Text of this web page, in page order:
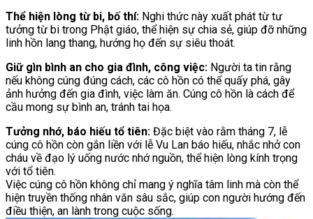
Thể hiện lòng từ bi, bố thí: Nghi thức này xuất phát từ tư
tưởng từ bi trong Phật giáo, thể hiện sự chia sẻ, giúp đỡ những
linh hồn lang thang, hướng họ đến sự siêu thoát.
Giữ gìn bình an cho gia đình, công việc: Người ta tin rằng
nếu không cúng đúng cách, các cô hồn có thể quấy phá, gây
ảnh hưởng đến gia đình, việc làm ăn. Cúng cô hồn là cách để
cầu mong sự bình an, tránh tai họa.
Tưởng nhớ, báo hiếu tổ tiên: Đặc biệt vào rằm tháng 7, lễ
cúng cô hồn còn gắn liền với lễ Vu Lan báo hiếu, nhắc nhở con
cháu về đạo lý uống nước nhớ nguồn, thể hiện lòng kính trọng
với tổ tiên.
Việc cúng cô hồn không chỉ mang ý nghĩa tâm linh mà còn thể
hiện truyền thống nhân văn sâu sắc, giúp con người hướng đến
điều thiện, an lành trong cuộc sống.